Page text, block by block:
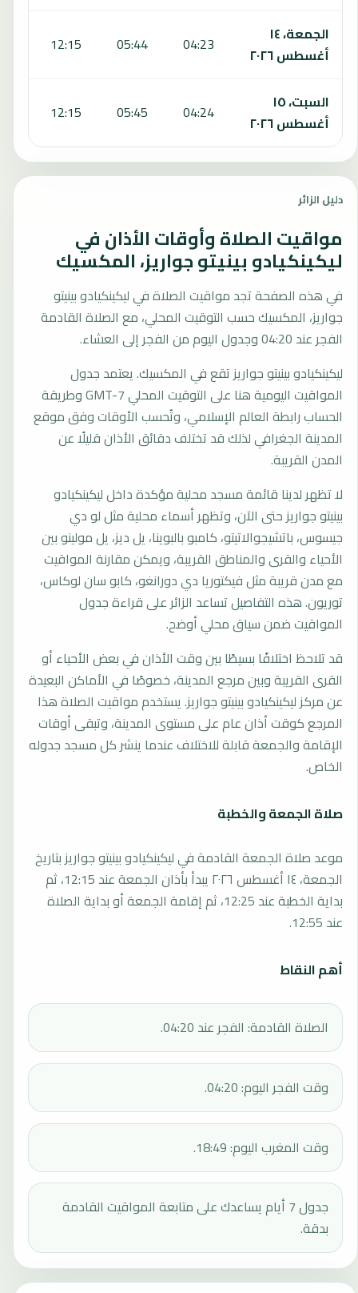
الجمعة، ١٤
أغسطس ٢٠٢٦
04:23
05:44
12:15
السبت، ١٥
أغسطس ٢٠٢٦
04:24
05:45
12:15
دليل الزائر
مواقيت الصلاة وأوقات الأذان في
ليكينكيادو بينيتو جواريز، المكسيك
في هذه الصفحة تجد مواقيت الصلاة في ليكينكيادو بينيتو
جواريز، المكسيك حسب التوقيت المحلي، مع الصلاة القادمة
الفجر عند 04:20 وجدول اليوم من الفجر إلى العشاء.
ليكينكيادو بينيتو جواريز تقع في المكسيك. يعتمد جدول
المواقيت اليومية هنا على التوقيت المحلي GMT-7 وطريقة
الحساب رابطة العالم الإسلامي، وتُحسب الأوقات وفق موقع
المدينة الجغرافي لذلك قد تختلف دقائق الأذان قليلًا عن
المدن القريبة.
لا تظهر لدينا قائمة مسجد محلية مؤكدة داخل ليكينكيادو
بينيتو جواريز حتى الآن، وتظهر أسماء محلية مثل لو دي
جيسوس، باتشيجوالاتيتو، كامبو بالبوينا، يل ديز، يل مولينو بين
الأحياء والقرى والمناطق القريبة، ويمكن مقارنة المواقيت
مع مدن قريبة مثل فيكتوريا دي دورانغو، كابو سان لوكاس،
توريون. هذه التفاصيل تساعد الزائر على قراءة جدول
المواقيت ضمن سياق محلي أوضح.
قد تلاحظ اختلافًا بسيطًا بين وقت الأذان في بعض الأحياء أو
القرى القريبة وبين مرجع المدينة، خصوصًا في الأماكن البعيدة
عن مركز ليكينكيادو بينيتو جواريز. يستخدم مواقيت الصلاة هذا
المرجع كوقت أذان عام على مستوى المدينة، وتبقى أوقات
الإقامة والجمعة قابلة للاختلاف عندما ينشر كل مسجد جدوله
الخاص.
صلاة الجمعة والخطبة
موعد صلاة الجمعة القادمة في ليكينكيادو بينيتو جواريز بتاريخ
الجمعة، ١٤ أغسطس ٢٠٢٦ يبدأ بأذان الجمعة عند 12:15، ثم
بداية الخطبة عند 12:25، ثم إقامة الجمعة أو بداية الصلاة
عند 12:55.
أهم النقاط
الصلاة القادمة: الفجر عند 04:20.
وقت الفجر اليوم: 04:20.
وقت المغرب اليوم: 18:49.
جدول 7 أيام يساعدك على متابعة المواقيت القادمة
بدقة.